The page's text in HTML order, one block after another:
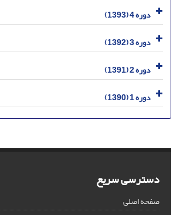
دوره 4 (1393)
دوره 3 (1392)
دوره 2 (1391)
دوره 1 (1390)
دسترسی سریع
صفحه اصلی